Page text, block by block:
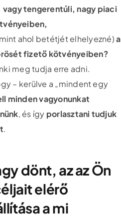
tengerentúli, nagy piaci
ahol betétjét elhelyezné)a
fizető kötvényeiben?
meg tudja erre adni.
– kerülve a „mindent egy
minden vagyonunkat
, és így porlasztani tudjuk
.
dönt, az az Ön
elérő
a mi